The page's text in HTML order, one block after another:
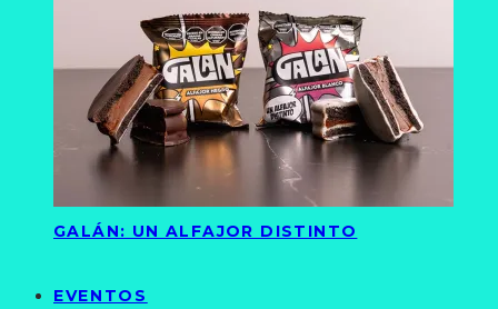
GALÁN: UN ALFAJOR DISTINTO
EVENTOS